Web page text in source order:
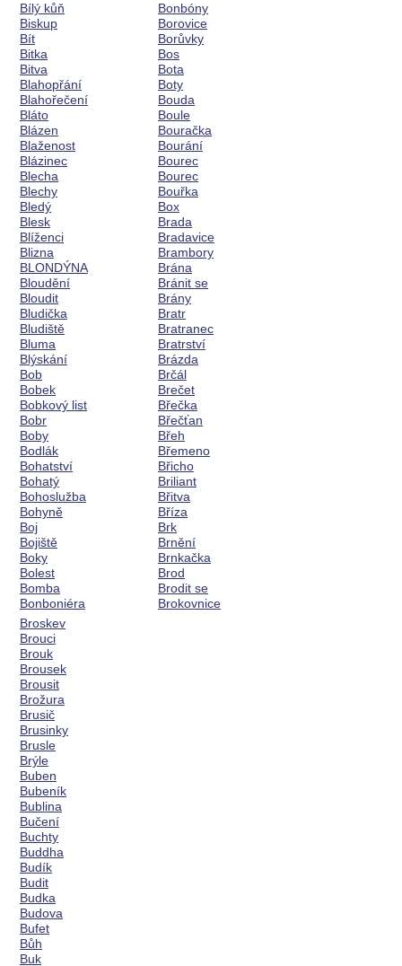
Bílý kůň
Biskup
Bít
Bitka
Bitva
Blahopřání
Blahořečení
Bláto
Blázen
Blaženost
Blázinec
Blecha
Blechy
Bledý
Blesk
Blíženci
Blizna
BLONDÝNA
Bloudění
Bloudit
Bludička
Bludiště
Bluma
Blýskání
Bob
Bobek
Bobkový list
Bobr
Boby
Bodlák
Bohatství
Bohatý
Bohoslužba
Bohyně
Boj
Bojiště
Boky
Bolest
Bomba
Bonboniéra
Bonbóny
Borovice
Borůvky
Bos
Bota
Boty
Bouda
Boule
Bouračka
Bourání
Bourec
Bourec
Bouřka
Box
Brada
Bradavice
Brambory
Brána
Bránit se
Brány
Bratr
Bratranec
Bratrství
Brázda
Brčál
Brečet
Břečka
Břečťan
Břeh
Břemeno
Břicho
Briliant
Břitva
Bříza
Brk
Brnění
Brnkačka
Brod
Brodit se
Brokovnice
Broskev
Brouci
Brouk
Brousek
Brousit
Brožura
Brusič
Brusinky
Brusle
Brýle
Buben
Bubeník
Bublina
Bučení
Buchty
Buddha
Budík
Budit
Budka
Budova
Bufet
Bůh
Buk